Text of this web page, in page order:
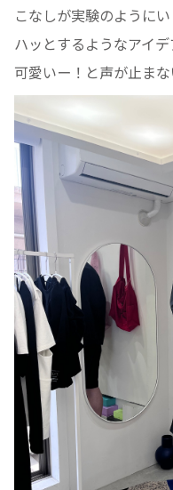
こなしが実験のように
ハッとするようなアイ
可愛いー！と声が止まな